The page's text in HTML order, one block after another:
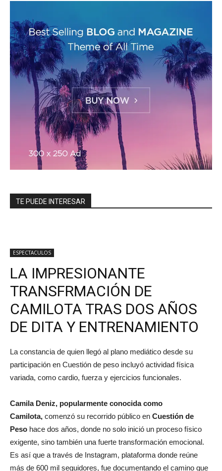
TE PUEDE INTERESAR